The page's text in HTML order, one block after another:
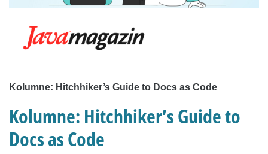
Kolumne: Hitchhiker’s Guide to Docs as Code
Kolumne: Hitchhiker’s Guide to
Docs as Code